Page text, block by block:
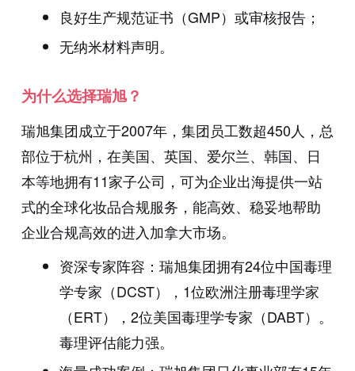
良好生产规范证书（GMP）或审核报告；
无纳米材料声明。
为什么选择瑞旭？
瑞旭集团成立于2007年，集团员工数超450人，总
部位于杭州，在美国、英国、爱尔兰、韩国、日
本等地拥有11家子公司，可为企业出海提供一站
式的全球化妆品合规服务，能高效、稳妥地帮助
企业合规高效的进入加拿大市场。
资深专家阵容：瑞旭集团拥有24位中国毒理
学专家（DCST），1位欧洲注册毒理学家
（ERT），2位美国毒理学专家（DABT）。
毒理评估能力强。